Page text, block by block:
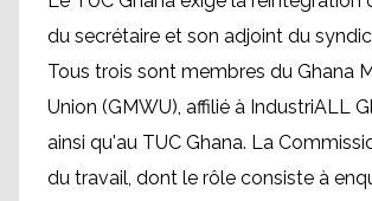
du secrétaire et son adjoint du
Tous trois sont membres du Ghana
Union (GMWU), affilié à IndustriALL
ainsi qu'au TUC Ghana. La
du travail, dont le rôle consiste à